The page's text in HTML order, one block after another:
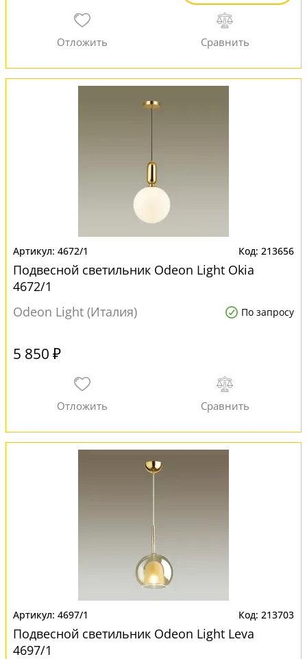
4672/1 213656
Подвесной светильник Odeon Light Okia
4672/1
Odeon Light (Италия)
По запросу
5 850 ₽
4697/1 213703
Подвесной светильник Odeon Light Leva
4697/1